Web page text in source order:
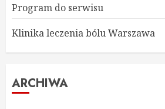
Program do serwisu
Klinika leczenia bólu Warszawa
ARCHIWA